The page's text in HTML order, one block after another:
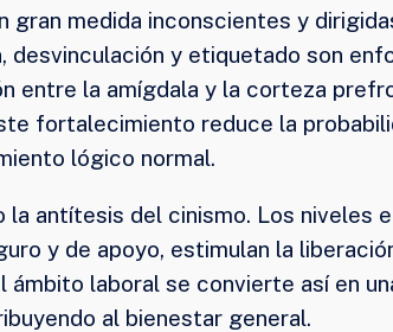
gran medida inconscientes y
desvinculación y etiquetado son
entre la amígdala y la corteza
fortalecimiento reduce la
lógico normal.
antítesis del cinismo. Los niveles
y de apoyo, estimulan la
ámbito laboral se convierte así en
al bienestar general.